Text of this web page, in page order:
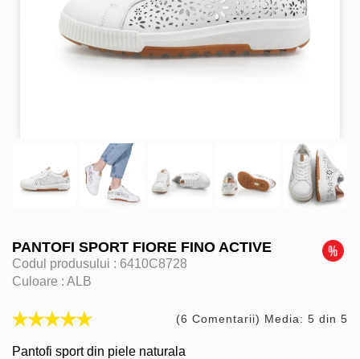
PANTOFI SPORT FIORE FINO ACTIVE
Codul produsului : 6410C8728
Culoare : ALB
(6 Comentarii) Media: 5 din 5
Pantofi sport din piele naturala